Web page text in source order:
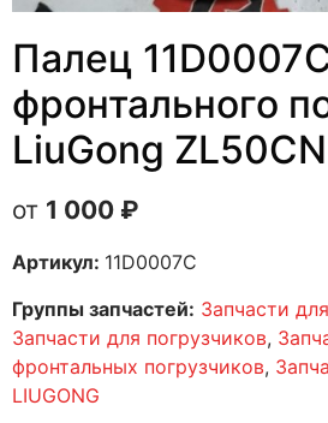
Палец
фронтального
LiuGong ZL50CN
1 000 ₽
Артикул: 11D0007C
Группы запчастей: Запчасти
Запчасти для погрузчиков,
фронтальных погрузчиков,
LIUGONG